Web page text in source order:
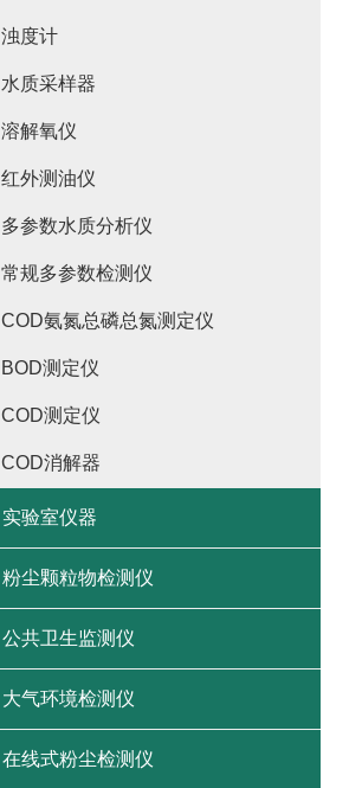
浊度计
水质采样器
溶解氧仪
红外测油仪
多参数水质分析仪
常规多参数检测仪
COD氨氮总磷总氮测定仪
BOD测定仪
COD测定仪
COD消解器
实验室仪器
粉尘颗粒物检测仪
公共卫生监测仪
大气环境检测仪
在线式粉尘检测仪